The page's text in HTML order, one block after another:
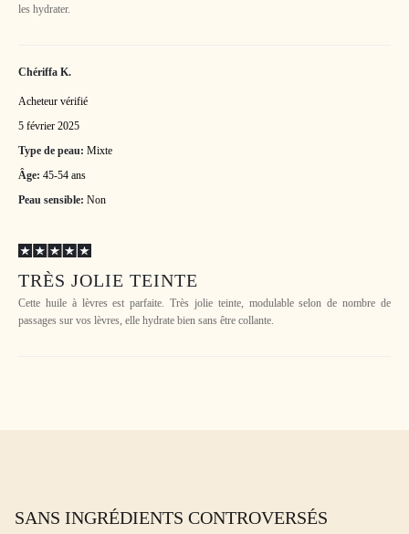
les hydrater.
Chériffa K.
Acheteur vérifié
5 février 2025
Type de peau: Mixte
Âge: 45-54 ans
Peau sensible: Non
TRÈS JOLIE TEINTE
Cette huile à lèvres est parfaite. Très jolie teinte, modulable selon de nombre de
passages sur vos lèvres, elle hydrate bien sans être collante.
SANS INGRÉDIENTS CONTROVERSÉS